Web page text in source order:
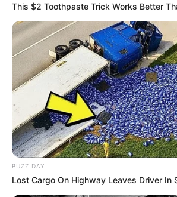
This $2 Toothpaste Trick Works Better
BUZZ DAY
Lost Cargo On Highway Leaves Driver In